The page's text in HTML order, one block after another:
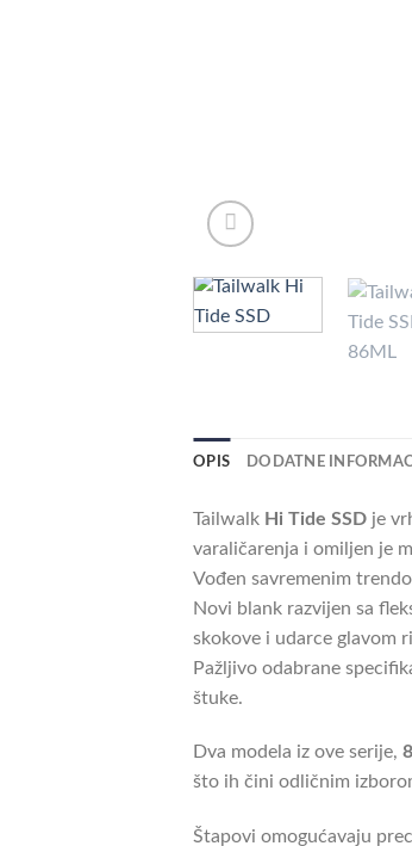
OPIS DODATNE
Tailwalk Hi Tide SSD je
varaličarenja i omiljen je
Vođen savremenim
Novi blank razvijen sa
skokove i udarce glavom
Pažljivo odabrane
štuke.
Dva modela iz ove serije,
što ih čini odličnim
Štapovi omogućavaju